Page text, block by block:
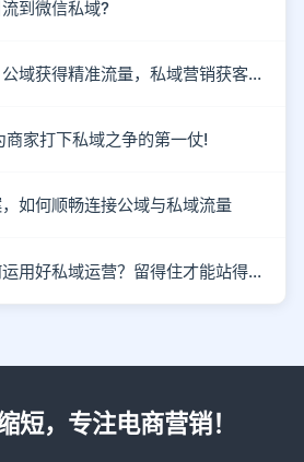
到微信私域?
公域和私域两手抓：公域获得精准流量，私域营销获客成单
家打下私域之争的第一仗!
如何顺畅连接公域与私域流量
全域流量时期，如何运用好私域运营？留得住才能站得住！
短，专注电商营销！